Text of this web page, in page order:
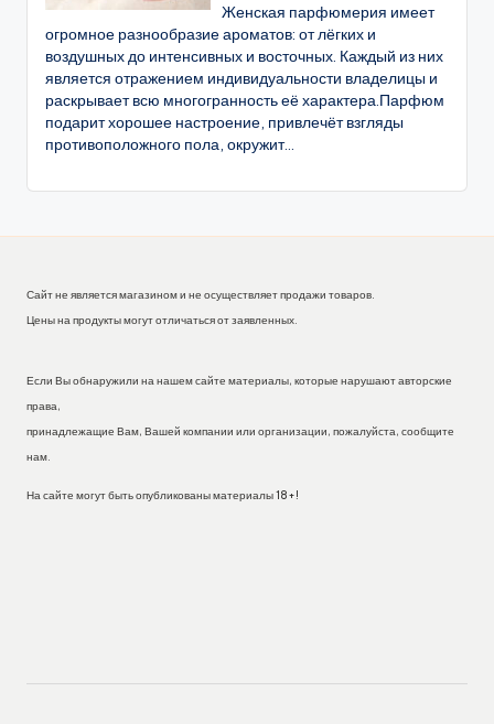
Женская парфюмерия имеет
огромное разнообразие ароматов: от лёгких и
воздушных до интенсивных и восточных. Каждый из них
является отражением индивидуальности владелицы и
раскрывает всю многогранность её характера.Парфюм
подарит хорошее настроение, привлечёт взгляды
противоположного пола, окружит...
Сайт не является магазином и не осуществляет продажи товаров.
Цены на продукты могут отличаться от заявленных.
Если Вы обнаружили на нашем сайте материалы, которые нарушают авторские
права,
принадлежащие Вам, Вашей компании или организации, пожалуйста, сообщите
нам.
На сайте могут быть опубликованы материалы 18+!